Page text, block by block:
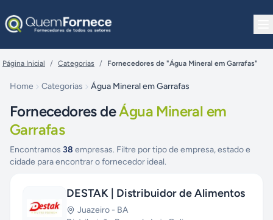
Página Inicial / Categorias / Fornecedores de "Água Mineral em Garrafas"
Home Categorias Água Mineral em Garrafas
Fornecedores deÁgua Mineral em
Garrafas
Encontramos 38 empresas. Filtre por tipo de empresa, estado e
cidade para encontrar o fornecedor ideal.
DESTAK | Distribuidor de Alimentos
Juazeiro - BA